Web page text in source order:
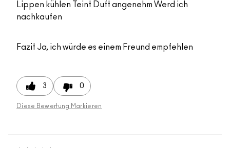
Lippen kühlen Teint Duft angenehm Werd ich
nachkaufen
Fazit Ja, ich würde es einem Freund empfehlen
3 0
Diese Bewertung Markieren